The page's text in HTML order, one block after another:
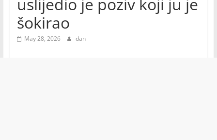
šokirao
May 28, 2026 dan